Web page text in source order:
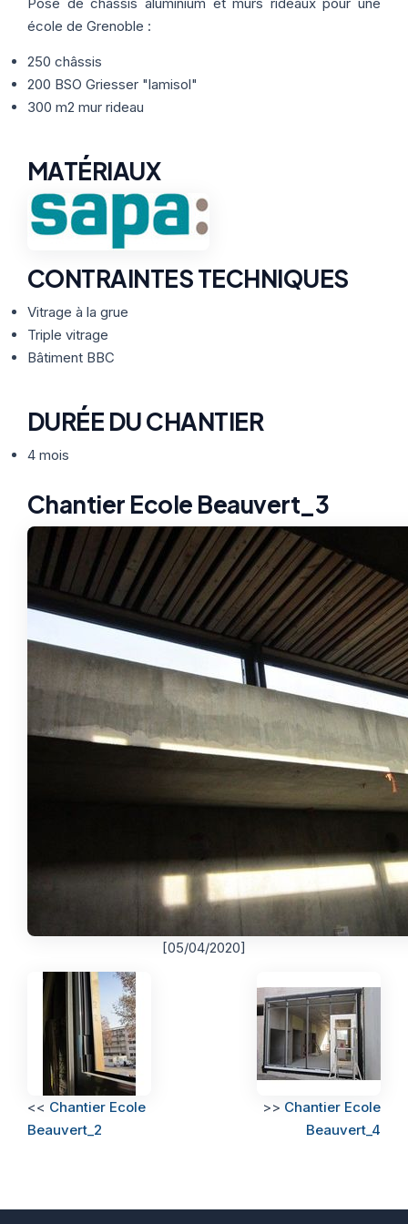
Nos Formules ACTUALITÉS
CONTACT
école de Grenoble :
250 châssis
200 BSO Griesser "lamisol"
300 m2 mur rideau
MATÉRIAUX
CONTRAINTES TECHNIQUES
Vitrage à la grue
Triple vitrage
Bâtiment BBC
DURÉE DU CHANTIER
4 mois
Chantier Ecole Beauvert_3
[05/04/2020]
<< Chantier Ecole
Beauvert_2
>> Chantier Ecole
Beauvert_4